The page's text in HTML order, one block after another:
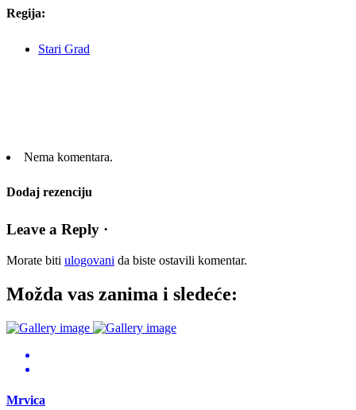
Regija:
Stari Grad
Nema komentara.
Dodaj rezenciju
Leave a Reply ·
Morate biti ulogovani da biste ostavili komentar.
Možda vas zanima i sledeće:
Mrvica